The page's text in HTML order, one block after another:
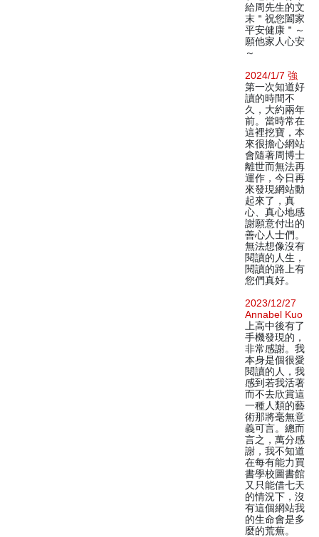
給周先生的文
末＂祝您闔家
平安健康＂～
願他家人心安
～
2024/1/7 強
第一次知道好
讀的時間不
久，大約兩年
前。當時常在
這裡挖寶，本
來很擔心網站
會隨著周博士
離世而無法再
運作，今日再
來發現網站動
起來了，真
心、真心地感
謝願意付出的
善心人士們。
無法想像沒有
閱讀的人生，
閱讀的路上有
您們真好。
2023/12/27
Annabel Kuo
上高中後有了
手機發現的，
非常感謝。我
本身是個很愛
閱讀的人，我
感到若我活著
而不去欣賞這
一種人類的藝
術那將毫無意
義可言。總而
言之，萬分感
謝，我不知道
在每有能力買
書學校圖書館
又只能借七天
的情況下，沒
有這個網站我
的生命會是多
麼的荒蕪。